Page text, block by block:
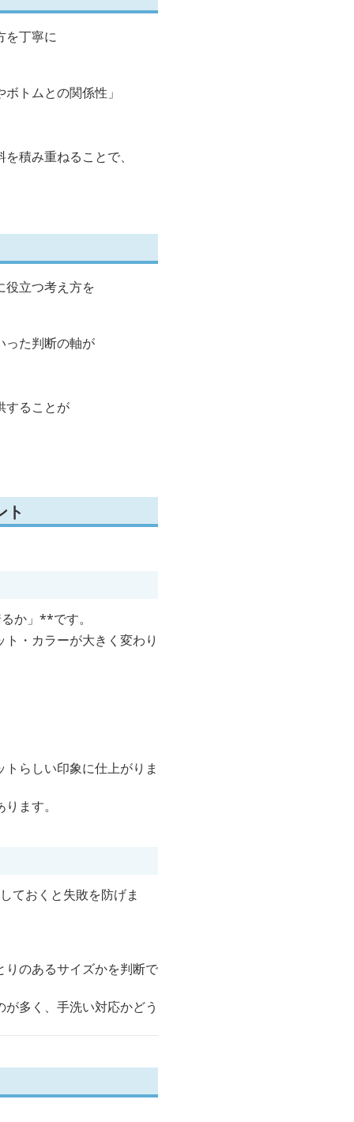
を丁寧に
トムとの関係性」
積み重ねることで、
役立つ考え方を
った判断の軸が
することが
ト
か」**です。
・カラーが大きく変わり
らしい印象に仕上がりま
ます。
ておくと失敗を防げま
りのあるサイズかを判断で
多く、手洗い対応かどう